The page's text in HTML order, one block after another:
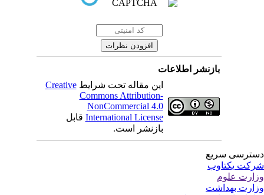
بازنشر اطلاعات
این مقاله تحت شرایطCreative
Commons Attribution-
NonCommercial 4.0
International Licenseقابل
بازنشر است.
سریع
یکتاوب
علوم
بهداشت